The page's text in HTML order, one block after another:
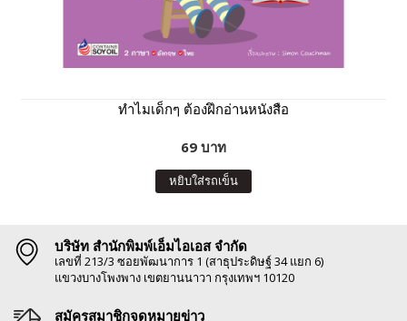
ทำไมเด็กๆ ต้องฝึกอ่านหนังสือ
69 บาท
หยิบใส่รถเข็น
บริษัท สำนักพิมพ์เอ็มไอเอส จำกัด
เลขที่ 213/3 ซอยพัฒนาการ 1 (สาธุประดิษฐ์ 34 แยก 6)
แขวงบางโพงพาง เขตยานนาวา กรุงเทพฯ 10120
สมัครสมาชิกจดหมายข่าว